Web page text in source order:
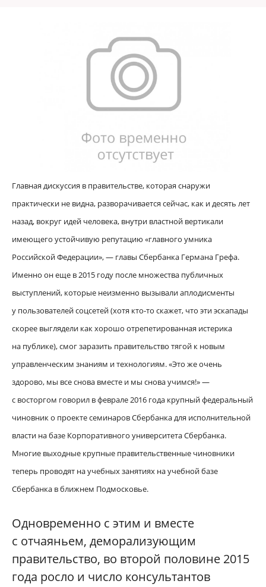
Главная дискуссия в правительстве, которая снаружи
практически не видна, разворачивается сейчас, как и десять лет
назад, вокруг идей человека, внутри властной вертикали
имеющего устойчивую репутацию «главного умника
Российской Федерации», — главы Сбербанка Германа Грефа.
Именно он еще в 2015 году после множества публичных
выступлений, которые неизменно вызывали аплодисменты
у пользователей соцсетей (хотя кто-то скажет, что эти эскапады
скорее выглядели как хорошо отрепетированная истерика
на публике), смог заразить правительство тягой к новым
управленческим знаниям и технологиям. «Это же очень
здорово, мы все снова вместе и мы снова учимся!» —
с восторгом говорил в феврале 2016 года крупный федеральный
чиновник о проекте семинаров Сбербанка для исполнительной
власти на базе Корпоративного университета Сбербанка.
Многие выходные крупные правительственные чиновники
теперь проводят на учебных занятиях на учебной базе
Сбербанка в ближнем Подмосковье.
Одновременно с этим и вместе
с отчаяньем, деморализующим
правительство, во второй половине 2015
года росло и число консультантов